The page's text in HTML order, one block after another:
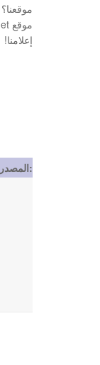
إعلامنا!
المصدر: